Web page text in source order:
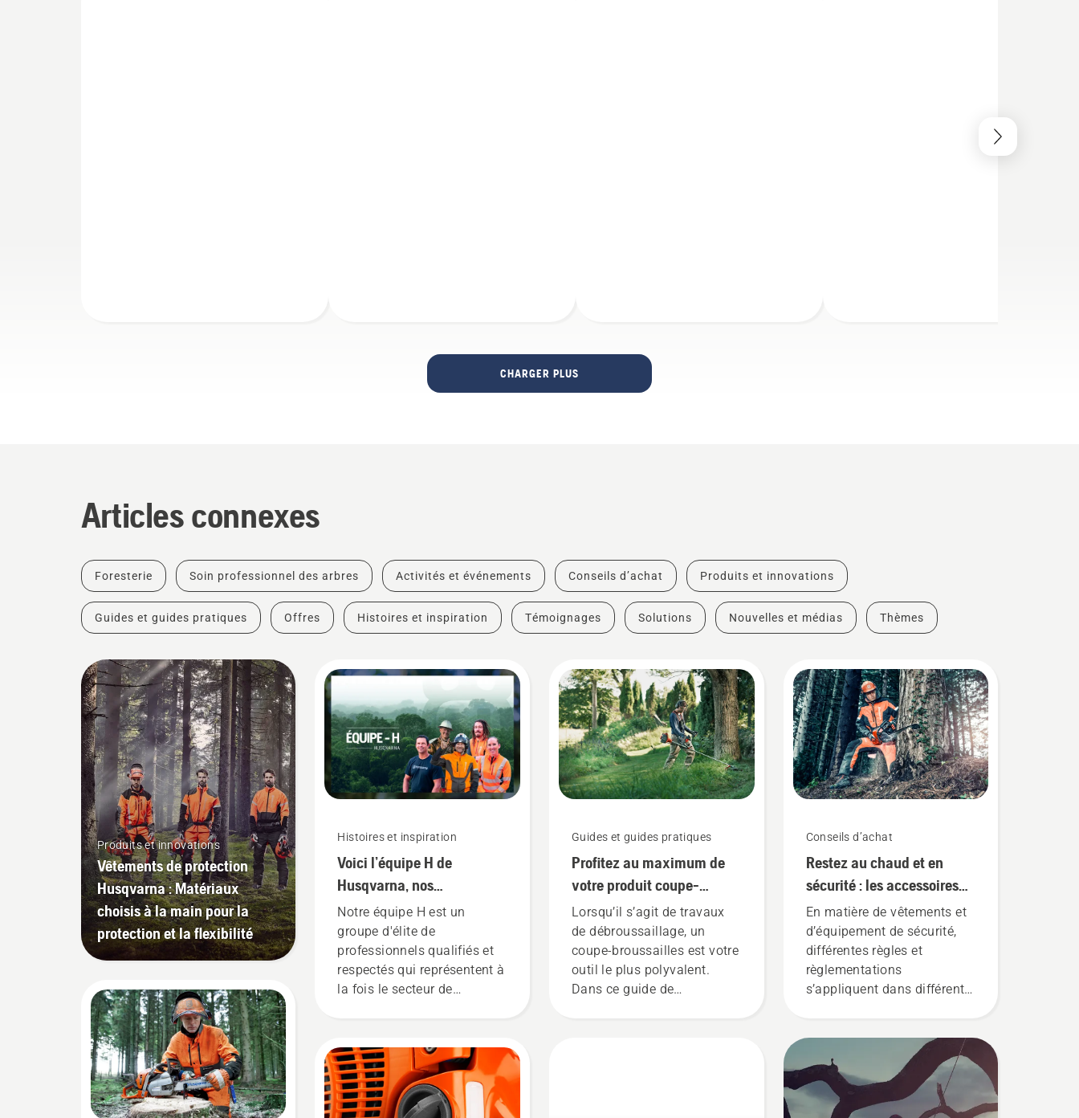
CHARGER PLUS
Articles connexes
Foresterie Soin professionnel des arbres Activités et événements Conseils d’achat Produits et innovations
Guides et guides pratiques Offres Histoires et inspiration Témoignages Solutions Nouvelles et médias Thèmes
Produits et innovations
Vêtements de protection
Husqvarna : Matériaux
choisis à la main pour la
protection et la flexibilité
Histoires et inspiration
Voici l’équipe H de
Husqvarna, nos
utilisateurs les plus
exigeants
Notre équipe H est un
groupe d'élite de
professionnels qualifiés et
respectés qui représentent à
la fois le secteur de
nous travaillons à faire
progresser ces disciplines
vers un avenir plus sûr et
plus durable grâce à des
Guides et guides pratiques
Profitez au maximum de
votre produit coupe-
broussailles
Lorsqu’il s’agit de travaux
de débroussaillage, un
coupe-broussailles est votre
outil le plus polyvalent.
Dans ce guide de
Conseils d’achat
Restez au chaud et en
sécurité : les accessoires
de tronçonneuse dont vous
avez besoin pour
commencer
En matière de vêtements et
d’équipement de sécurité,
différentes règles et
règlementations
s’appliquent dans différents
d’articles vous permettra
d’améliorer votre sécurité
lorsque vous utilisez des
tronçonneuses.